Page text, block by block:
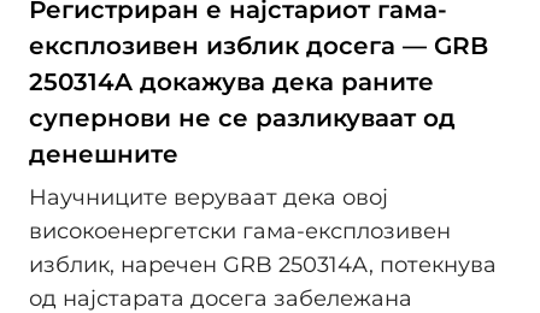
Регистриран е најстариот гама-
експлозивен изблик досега — GRB
250314A докажува дека раните
супернови не се разликуваат од
денешните
Научниците веруваат дека овој
високоенергетски гама-експлозивен
изблик, наречен GRB 250314A, потекнува
од најстарата досега забележана